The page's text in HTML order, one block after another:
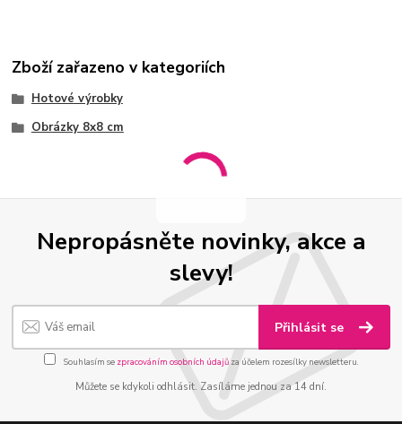
Zboží zařazeno v kategoriích
Hotové výrobky
Obrázky 8x8 cm
Nepropásněte novinky, akce a
slevy!
Přihlásit se
Souhlasím se zpracováním osobních údajůza účelem rozesílky newsletteru.
Můžete se kdykoli odhlásit. Zasíláme jednou za 14 dní.